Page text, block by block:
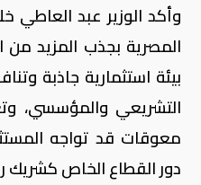
وأكد الوزير عبد العاطي
المصرية بجذب المزيد من
بيئة استثمارية جاذبة
التشريعي والمؤسسي،
معوقات قد تواجه
دور القطاع الخاص كشريك